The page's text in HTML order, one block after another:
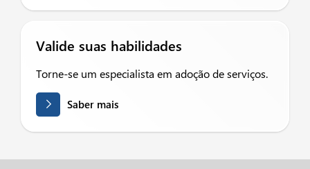
Valide suas habilidades
Torne-se um especialista em adoção de serviços.
Saber mais